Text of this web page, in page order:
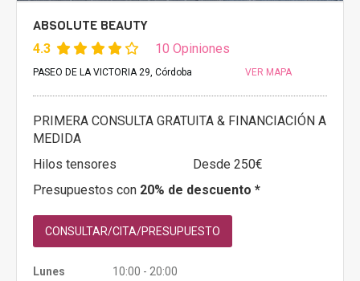
ABSOLUTE BEAUTY
4.3 10 Opiniones
PASEO DE LA VICTORIA 29, Córdoba VER MAPA
PRIMERA CONSULTA GRATUITA & FINANCIACIÓN A
MEDIDA
Hilos tensores
Desde 250€
Presupuestos con 20% de descuento *
CONSULTAR/CITA/PRESUPUESTO
Lunes
10:00 - 20:00